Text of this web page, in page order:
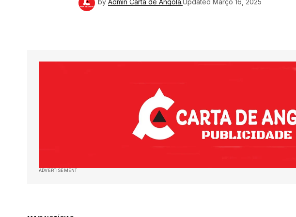
by Admin Carta de Angola.Updated Março 16, 2025
ADVERTISEMENT